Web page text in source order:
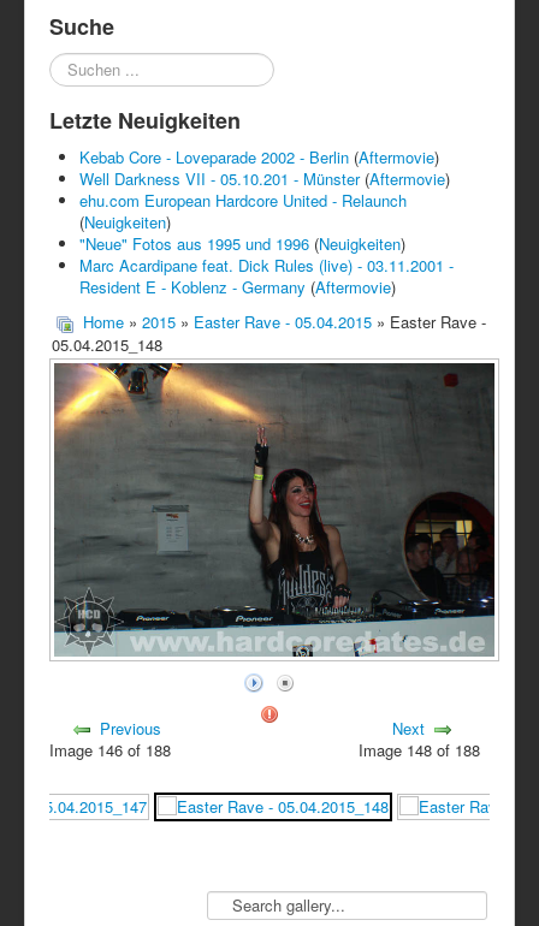
Suche
Suchen
...
Letzte Neuigkeiten
Kebab Core - Loveparade 2002 - Berlin (Aftermovie)
Well Darkness VII - 05.10.201 - Münster (Aftermovie)
ehu.com European Hardcore United - Relaunch
(Neuigkeiten)
"Neue" Fotos aus 1995 und 1996 (Neuigkeiten)
Marc Acardipane feat. Dick Rules (live) - 03.11.2001 -
Resident E - Koblenz - Germany (Aftermovie)
Home » 2015 » Easter Rave - 05.04.2015 » Easter Rave -
05.04.2015_148
Previous
Image 146 of 188
Next
Image 148 of 188